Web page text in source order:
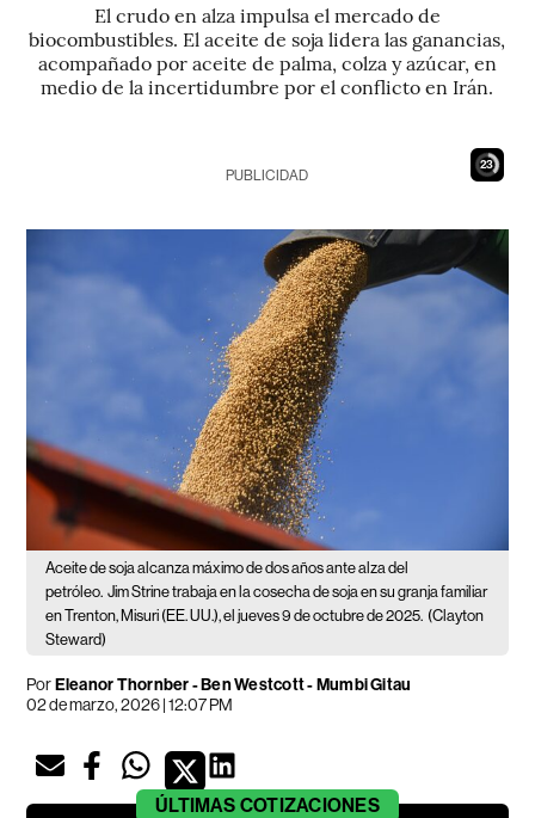
El crudo en alza impulsa el mercado de
biocombustibles. El aceite de soja lidera las ganancias,
acompañado por aceite de palma, colza y azúcar, en
medio de la incertidumbre por el conflicto en Irán.
22
PUBLICIDAD
Aceite de soja alcanza máximo de dos años ante alza del
petróleo. Jim Strine trabaja en la cosecha de soja en su granja familiar
en Trenton, Misuri (EE. UU.), el jueves 9 de octubre de 2025. (Clayton
Steward)
PorEleanor Thornber - Ben Westcott - Mumbi Gitau
02 de marzo, 2026 | 12:07 PM
ÚLTIMAS COTIZACIONES